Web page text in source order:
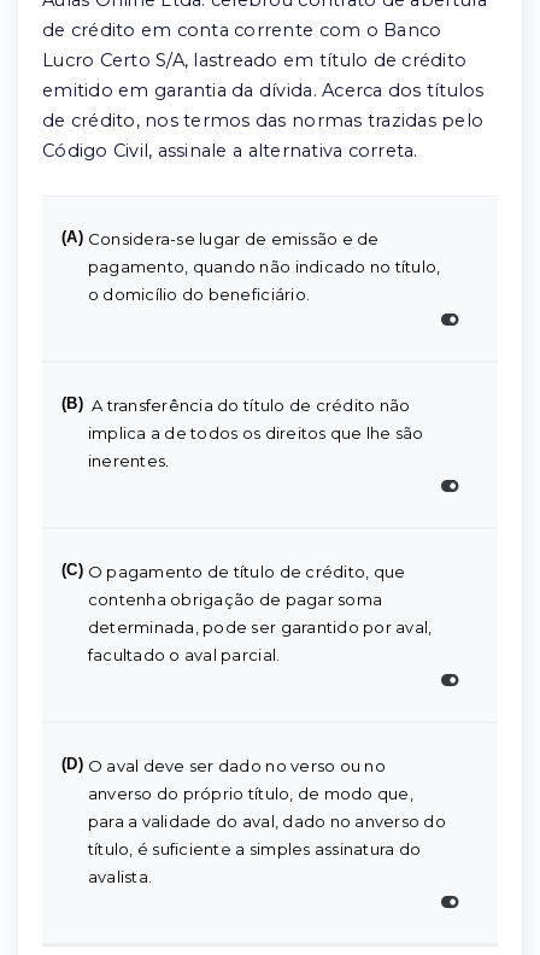
de crédito em conta corrente com o Banco
Lucro Certo S/A, lastreado em título de crédito
emitido em garantia da dívida. Acerca dos títulos
de crédito, nos termos das normas trazidas pelo
Código Civil, assinale a alternativa correta.
(A) Considera-se lugar de emissão e de
pagamento, quando não indicado no título,
o domicílio do beneficiário.
(B) A transferência do título de crédito não
implica a de todos os direitos que lhe são
inerentes.
(C) O pagamento de título de crédito, que
contenha obrigação de pagar soma
determinada, pode ser garantido por aval,
facultado o aval parcial.
(D) O aval deve ser dado no verso ou no
anverso do próprio título, de modo que,
para a validade do aval, dado no anverso do
título, é suficiente a simples assinatura do
avalista.